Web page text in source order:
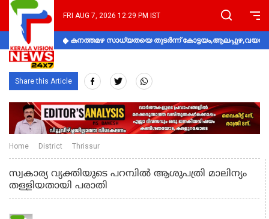
FRI AUG 7, 2026 12:29 PM IST
കനത്തമഴ സാധ്യതയെ തുടർന്ന്
Share this Article
Home District Thrissur
സ്വകാര്യ വ്യക്തിയുടെ പറമ്പില്‍ ആശുപത്രി മാലിന്യം
തള്ളിയതായി പരാതി